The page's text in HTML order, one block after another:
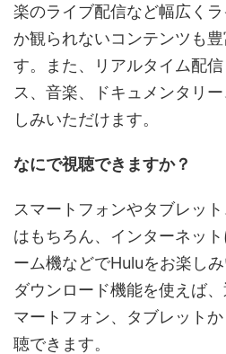
楽のライブ配信など幅広く
か観られないコンテンツも
す。また、リアルタイム配
ス、音楽、ドキュメンタリ
しみいただけます。
なにで視聴できますか？
スマートフォンやタブレッ
はもちろん、インターネッ
ーム機などでHuluをお楽し
ダウンロード機能を使えば
マートフォン、タブレット
聴できます。